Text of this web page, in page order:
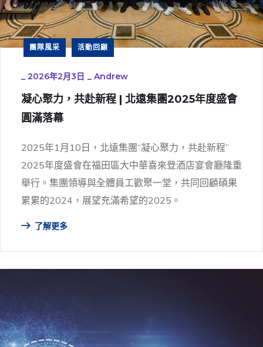
團隊風采 活動回顧
_ 2026年2月3日 _ Andrew
凝心聚力，共赴新程 | 北遠集團2025年度盛會
圓滿落幕
2025年1月10日，北遠集團“凝心聚力，共赴新程”
2025年度盛會在福田區大中華喜來登酒店宴會廳隆重
舉行。集團領導與全體員工歡聚一堂，共同回顧碩果
累累的2024，展望充滿希望的2025。
了解更多